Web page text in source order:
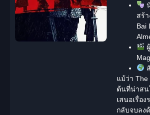
สร้า
Bai
แม้ว่า The
ต้นที่น่าสน
เสนอเรื่อ
กลับจบลง